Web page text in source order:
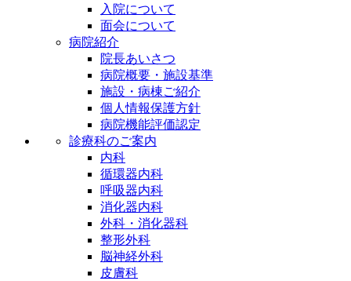
入院について
面会について
病院紹介
院長あいさつ
病院概要・施設基準
施設・病棟ご紹介
個人情報保護方針
病院機能評価認定
診療科のご案内
内科
循環器内科
呼吸器内科
消化器内科
外科・消化器科
整形外科
脳神経外科
皮膚科